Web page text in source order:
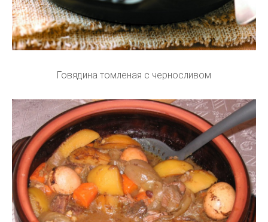
Говядина томленая с черносливом